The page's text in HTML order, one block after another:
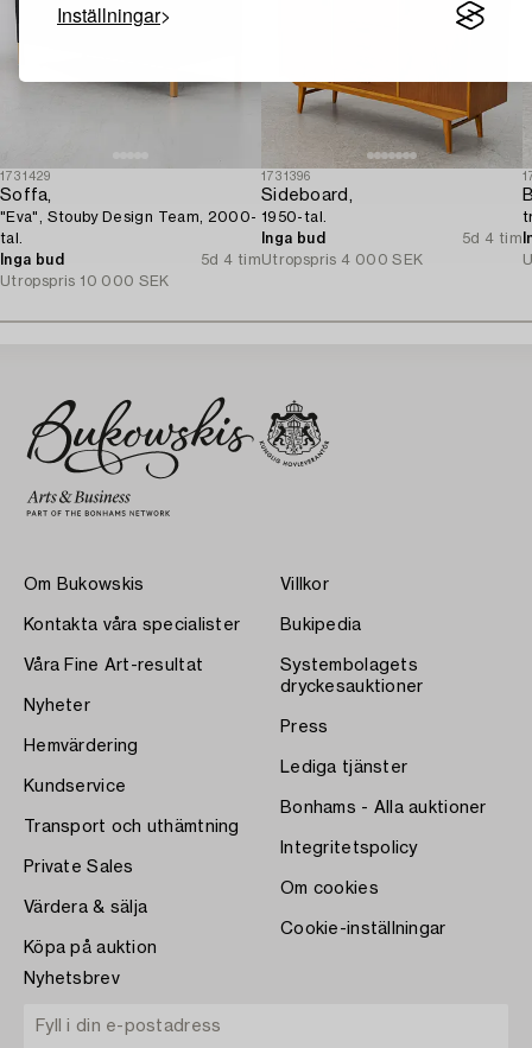
Inställningar
1731429
Soffa,
"Eva", Stouby Design Team, 2000-
tal.
Inga bud
5d 4 tim
Utropspris 10 000 SEK
1731396
Sideboard,
1950-tal.
Inga bud
5d 4 tim
Utropspris 4 000 SEK
Om Bukowskis
Kontakta våra specialister
Våra Fine Art-resultat
Nyheter
Hemvärdering
Kundservice
Transport och uthämtning
Private Sales
Värdera & sälja
Köpa på auktion
Villkor
Bukipedia
Systembolagets
dryckesauktioner
Press
Lediga tjänster
Bonhams - Alla auktioner
Integritetspolicy
Om cookies
Cookie-inställningar
Nyhetsbrev